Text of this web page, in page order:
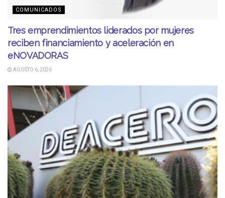
COMUNICADOS
Tres emprendimientos liderados por mujeres
reciben financiamiento y aceleración en
eNOVADORAS
AGOSTO 6, 2026